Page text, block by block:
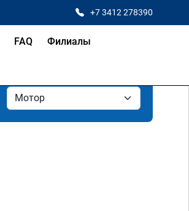
+7 3412 278390
FAQ Филиалы